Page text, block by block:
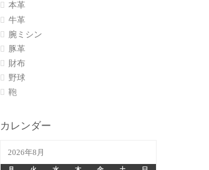
本革
牛革
腕ミシン
豚革
財布
野球
鞄
カレンダー
2026年8月